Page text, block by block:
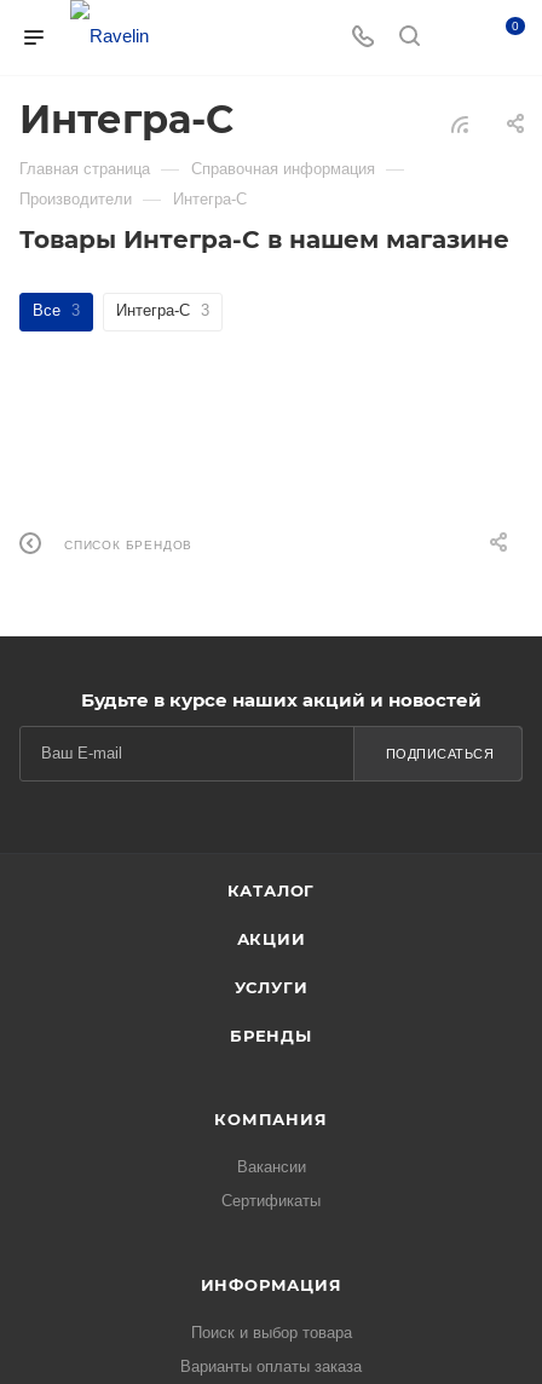
0
Интегра-С
Главная страница — Справочная информация —
Производители — Интегра-С
Товары Интегра-С в нашем магазине
Все 3 Интегра-С 3
СПИСОК БРЕНДОВ
Будьте в курсе наших акций и новостей
ПОДПИСАТЬСЯ
КАТАЛОГ
АКЦИИ
УСЛУГИ
БРЕНДЫ
КОМПАНИЯ
Вакансии
Сертификаты
ИНФОРМАЦИЯ
Поиск и выбор товара
Варианты оплаты заказа